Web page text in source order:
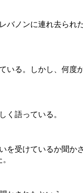
ノンに連れ去ら
る。しかし、何度
く語っている。
受けているか聞か